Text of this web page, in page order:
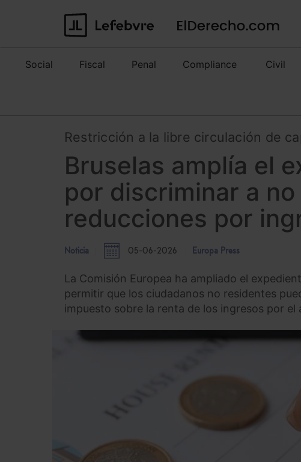
Social Fiscal Penal Compliance Civil
Restricción a la libre circulación de
Bruselas amplía el
por discriminar a
reducciones por
Noticia 05-06-2026 Europa Press
La Comisión Europea ha ampliado el
permitir que los ciudadanos no residentes
impuesto sobre la renta de los ingresos por el